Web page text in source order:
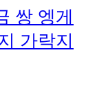
쌍 엥게
가락지